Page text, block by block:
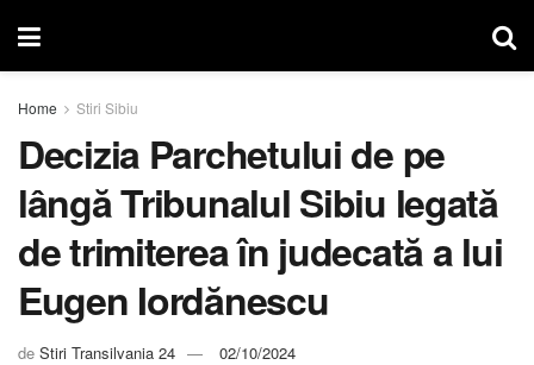
Home Stiri Sibiu
Decizia Parchetului de pe
lângă Tribunalul Sibiu legată
de trimiterea în judecată a lui
Eugen Iordănescu
de Stiri Transilvania 24 02/10/2024